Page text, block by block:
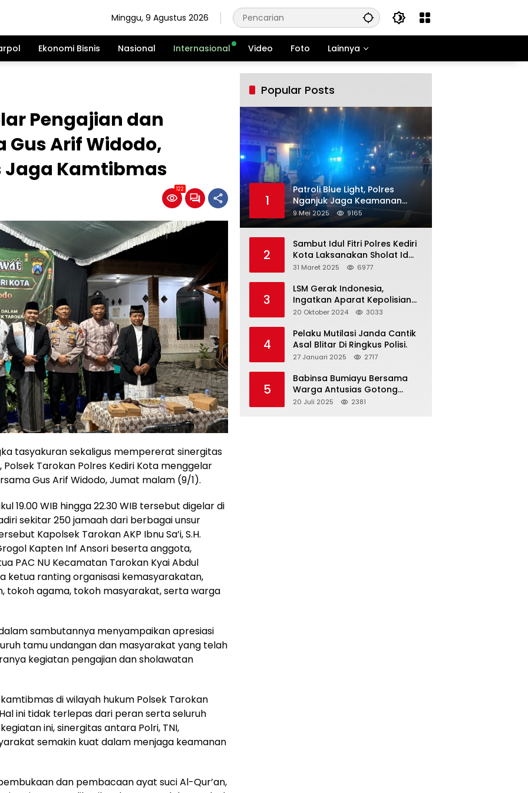
Minggu, 9 Agustus 2026
Ekonomi Bisnis Nasional Internasional Video Foto Lainnya
Pengajian dan
Arif Widodo,
Jaga Kamtibmas
122
tasyakuran sekaligus mempererat sinergitas
Tarokan Polres Kediri Kota menggelar
Gus Arif Widodo, Jumat malam (9/1).
19.00 WIB hingga 22.30 WIB tersebut digelar di
sekitar 250 jamaah dari berbagai unsur
Kapolsek Tarokan AKP Ibnu Sa’i, S.H.
Kapten Inf Ansori beserta anggota,
PAC NU Kecamatan Tarokan Kyai Abdul
ketua ranting organisasi kemasyarakatan,
tokoh agama, tokoh masyarakat, serta warga
dalam sambutannya menyampaikan apresiasi
tamu undangan dan masyarakat yang telah
kegiatan pengajian dan sholawatan
di wilayah hukum Polsek Tarokan
ini tidak terlepas dari peran serta seluruh
ini, sinergitas antara Polri, TNI,
semakin kuat dalam menjaga keamanan
dan pembacaan ayat suci Al-Qur’an,
Popular Posts
1
Patroli Blue Light, Polres
Nganjuk Jaga Keamanan
Jelang Long Weekend
9 Mei 2025 9165
2
Sambut Idul Fitri Polres Kediri
Kota Laksanakan Sholat Id
dan Gelar Halalbihalal
31 Maret 2025 6977
3
LSM Gerak Indonesia,
Ingatkan Aparat Kepolisian
Polres Blitar Kota “Tri Brata
20 Oktober 2024 3033
4
Pelaku Mutilasi Janda Cantik
Asal Blitar Di Ringkus Polisi.
27 Januari 2025 2717
5
Babinsa Bumiayu Bersama
Warga Antusias Gotong
Royong Bersihkan Jalan
20 Juli 2025 2381